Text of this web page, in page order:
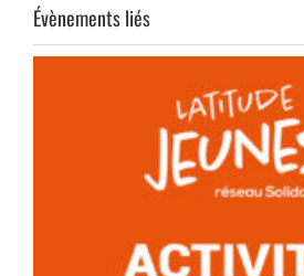
Évènements liés